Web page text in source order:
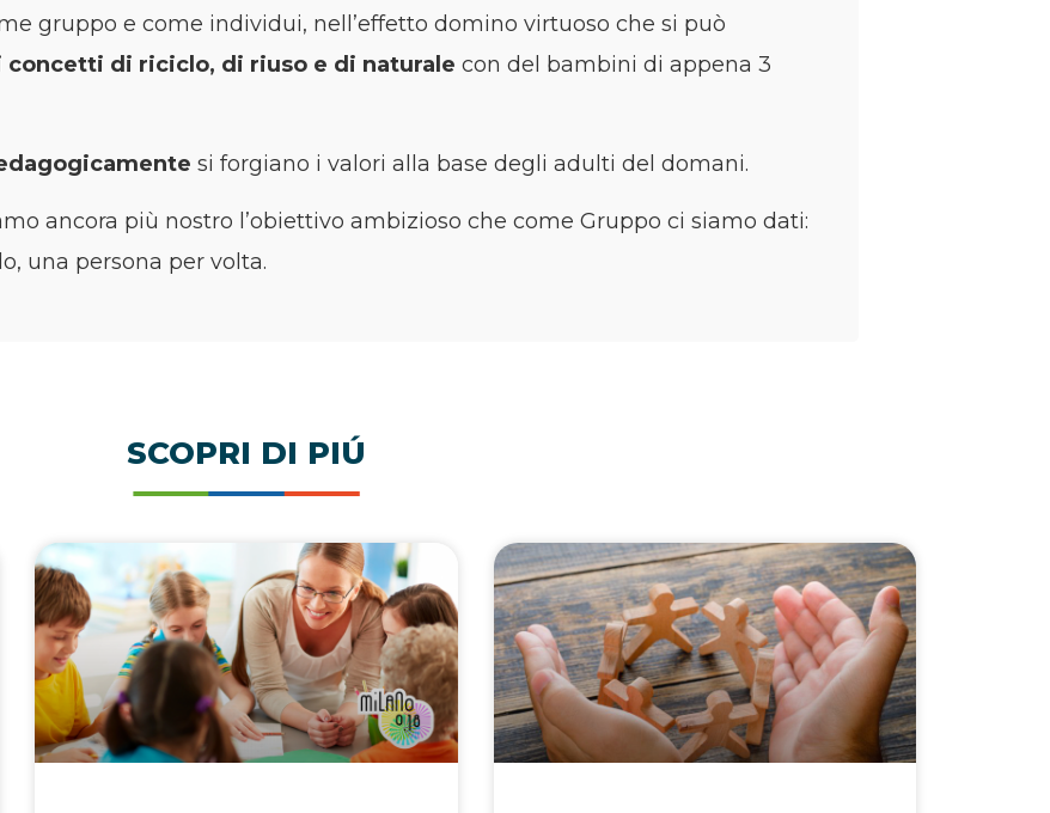
gruppo e come individui, nell’effetto domino virtuoso che si può
concetti di riciclo, di riuso e di naturale con del bambini di appena 3
si forgiano i valori alla base degli adulti del domani.
ancora più nostro l’obiettivo ambizioso che come Gruppo ci siamo dati:
una persona per volta.
SCOPRI DI PIÚ